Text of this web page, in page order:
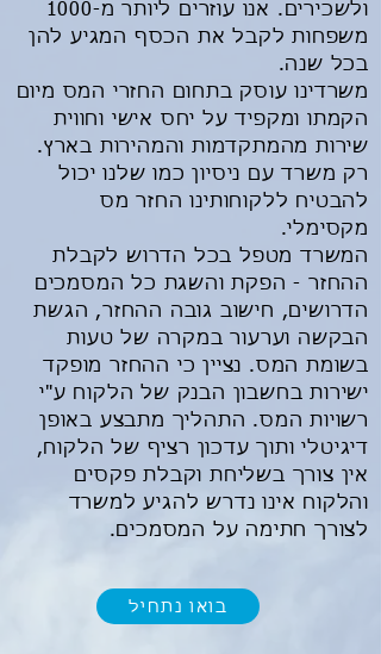
ולשכירים. אנו עוזרים ליותר מ-1000
משפחות לקבל את הכסף המגיע להן
בכל שנה.
משרדינו עוסק בתחום החזרי המס מיום
הקמתו ומקפיד על יחס אישי וחווית
שירות מהמתקדמות והמהירות בארץ.
רק משרד עם ניסיון כמו שלנו יכול
להבטיח ללקוחותינו החזר מס
מקסימלי.
המשרד מטפל בכל הדרוש לקבלת
ההחזר - הפקת והשגת כל המסמכים
הדרושים, חישוב גובה ההחזר, הגשת
הבקשה וערעור במקרה של טעות
בשומת המס. נציין כי ההחזר מופקד
ישירות בחשבון הבנק של הלקוח ע"י
רשויות המס. התהליך מתבצע באופן
דיגיטלי ותוך עדכון רציף של הלקוח,
אין צורך בשליחת וקבלת פקסים
והלקוח אינו נדרש להגיע למשרד
לצורך חתימה על המסמכים.
בואו נתחיל